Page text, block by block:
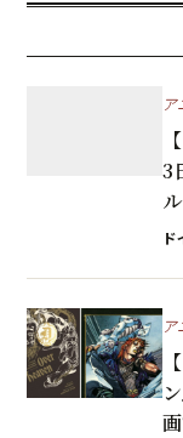
ア
3
ド
ア